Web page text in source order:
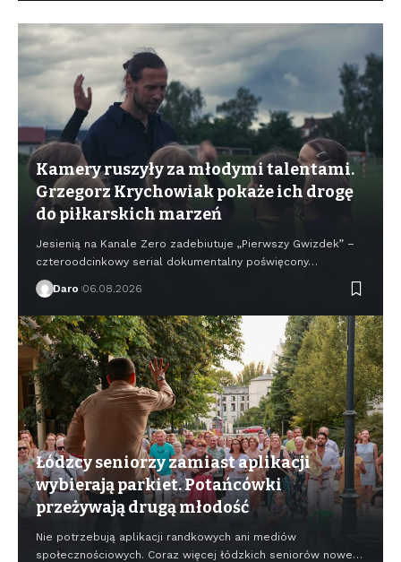
Kamery ruszyły za młodymi talentami.
Grzegorz Krychowiak pokaże ich drogę
do piłkarskich marzeń
Jesienią na Kanale Zero zadebiutuje „Pierwszy Gwizdek” –
czteroodcinkowy serial dokumentalny poświęcony…
Daro 06.08.2026
Łódzcy seniorzy zamiast aplikacji
wybierają parkiet. Potańcówki
przeżywają drugą młodość
Nie potrzebują aplikacji randkowych ani mediów
społecznościowych. Coraz więcej łódzkich seniorów nowe…